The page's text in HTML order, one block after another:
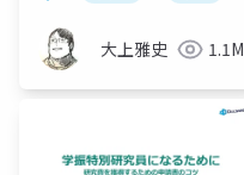
大上雅史 1.1M